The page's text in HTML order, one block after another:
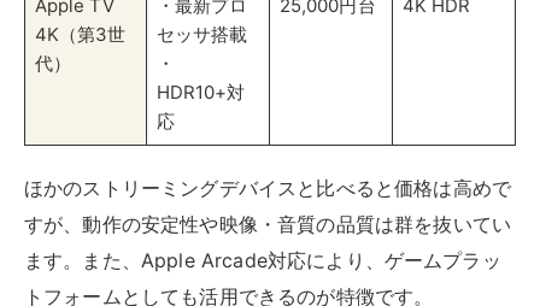
対応のゲーム機を使う
ゲーム機でYouTubeを視聴する方法は、追加の機器購入
が不要なので経済的です。既にゲーム機を持っている人
対応している主なゲーム機
PlayStation 5
PlayStation 4 / PS4 Pro